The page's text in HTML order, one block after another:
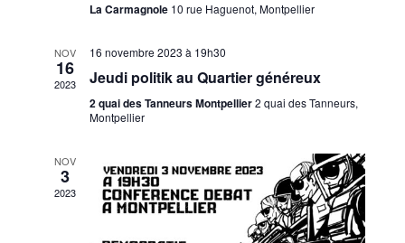
La Carmagnole 10 rue Haguenot, Montpellier
NOV
16
2023
16 novembre 2023 à 19h30
Jeudi politik au Quartier généreux
2 quai des Tanneurs Montpellier2 quai des Tanneurs,
Montpellier
NOV
3
2023